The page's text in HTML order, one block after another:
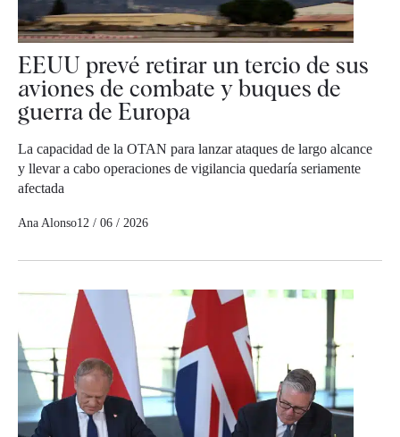
EEUU prevé retirar un tercio de sus
aviones de combate y buques de
guerra de Europa
La capacidad de la OTAN para lanzar ataques de largo alcance
y llevar a cabo operaciones de vigilancia quedaría seriamente
afectada
Ana Alonso12 / 06 / 2026